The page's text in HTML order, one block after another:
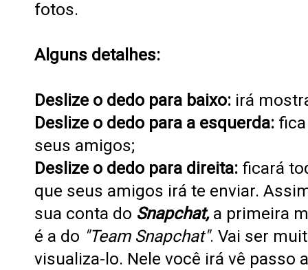
fotos.
Alguns detalhes:
Deslize o dedo para baixo: irá
Deslize o dedo para a esquerda: f
seus amigos;
Deslize o dedo para direita: ficará
que seus amigos irá te enviar.
sua conta do Snapchat,a primeira
é a do "Team Snapchat". Vai ser
visualiza-lo. Nele você irá vê passo